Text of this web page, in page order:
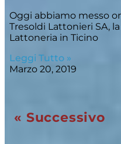
Oggi abbiamo messo
Tresoldi Lattonieri SA,
Lattoneria in Ticino
Leggi Tutto »
Marzo 20, 2019
« Successivo